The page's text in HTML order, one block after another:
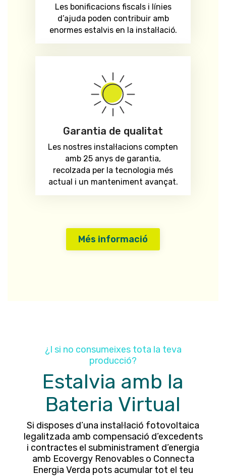
Les bonificacions fiscals i línies
d’ajuda poden contribuir amb
enormes estalvis en la instal·lació.
Garantia de qualitat
Les nostres instal·lacions compten
amb 25 anys de garantia,
recolzada per la tecnologia més
actual i un manteniment avançat.
Més informació
¿I si no consumeixes tota la teva
producció?
Estalvia amb la
Bateria Virtual
Si disposes d’una instal·lació fotovoltaica
legalitzada amb compensació d’excedents
i contractes el subministrament d’energia
amb Ecovergy Renovables o Connecta
Energia Verda pots acumular tot el teu